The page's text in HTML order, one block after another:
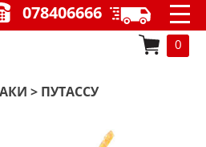
078406666
0
> ПУТАССУ